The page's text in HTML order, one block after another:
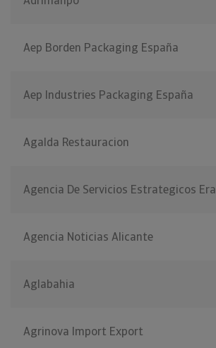
Aep Borden Packaging España
Aep Industries Packaging España
Agalda Restauracion
Agencia De Servicios Estrategicos Era
Agencia Noticias Alicante
Aglabahia
Agrinova Import Export